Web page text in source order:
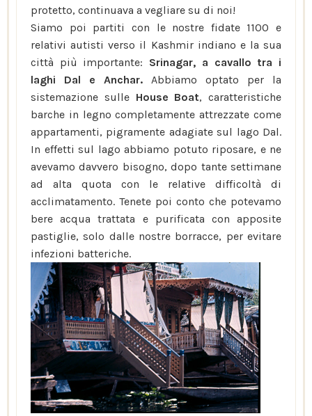
protetto, continuava a vegliare su di noi!
Siamo poi partiti con le nostre fidate 1100 e
relativi autisti verso il Kashmir indiano e la sua
città più importante: Srinagar, a cavallo tra i
laghi Dal e Anchar. Abbiamo optato per la
sistemazione sulle House Boat, caratteristiche
barche in legno completamente attrezzate come
appartamenti, pigramente adagiate sul lago Dal.
In effetti sul lago abbiamo potuto riposare, e ne
avevamo davvero bisogno, dopo tante settimane
ad alta quota con le relative difficoltà di
acclimatamento. Tenete poi conto che potevamo
bere acqua trattata e purificata con apposite
pastiglie, solo dalle nostre borracce, per evitare
infezioni batteriche.